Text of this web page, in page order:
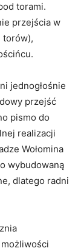
torami.
przejścia w
torów),
jednogłośnie
przejść
pismo do
realizacji
Wołomina
wybudowaną
dlatego radni